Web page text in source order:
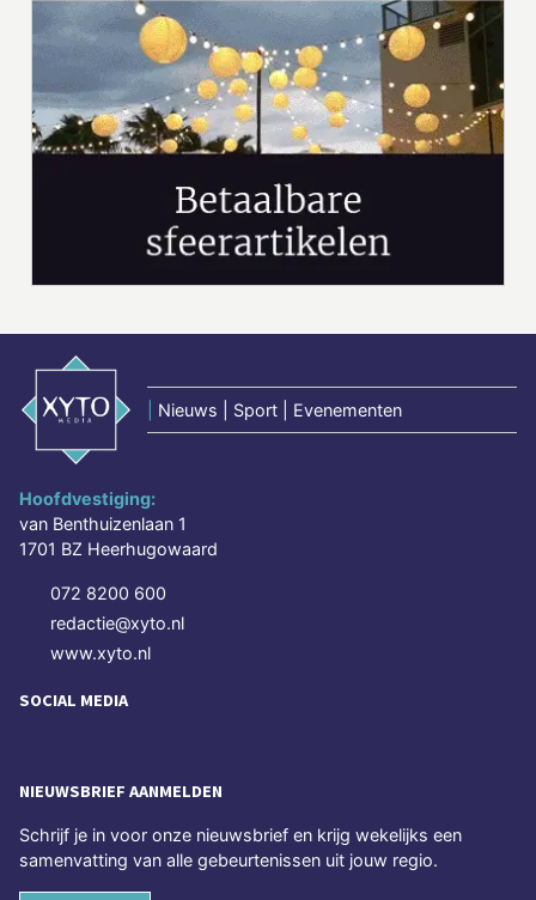
Nieuws | Sport | Evenementen
Hoofdvestiging:
van Benthuizenlaan 1
1701 BZ Heerhugowaard
072 8200 600
redactie@xyto.nl
www.xyto.nl
SOCIAL MEDIA
NIEUWSBRIEF AANMELDEN
Schrijf je in voor onze nieuwsbrief en krijg wekelijks een
samenvatting van alle gebeurtenissen uit jouw regio.